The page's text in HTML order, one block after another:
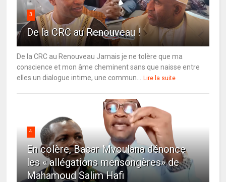
3
De la CRC au Renouveau !
De la CRC au Renouveau Jamais je ne tolère que ma
conscience et mon âme cheminent sans que naisse entre
elles un dialogue intime, une commun...
Lire la suite
4
En colère, Bacar Mvoulana dénonce
les « allégations mensongères» de
Mahamoud Salim Hafi